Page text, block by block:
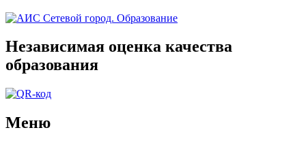
Независимая оценка качества
образования
Меню